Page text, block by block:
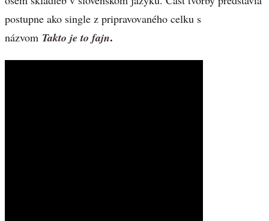
postupne ako single z pripravovaného celku s
názvom Takto je to fajn.